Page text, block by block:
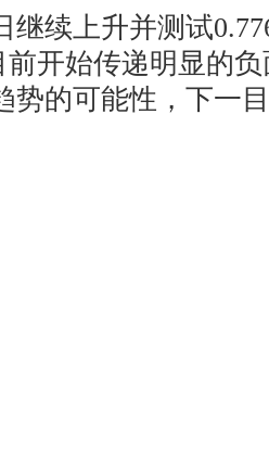
续上升并测试
开始传递明显的
势的可能性，下一